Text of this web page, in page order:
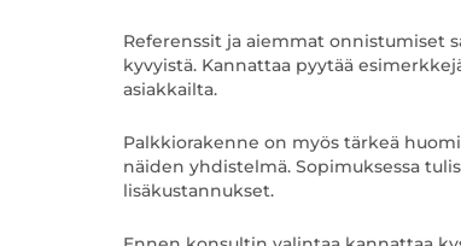
Referenssit ja aiemmat onnistumiset
kyvyistä. Kannattaa pyytää
asiakkailta.
Palkkiorakenne on myös tärkeä
näiden yhdistelmä. Sopimuksessa
lisäkustannukset.